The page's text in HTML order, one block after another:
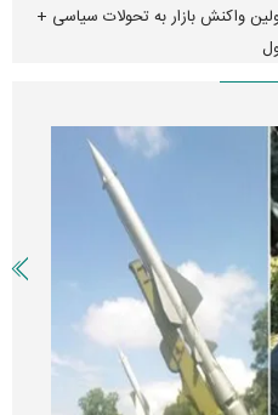
واکنش بازار به تحولات سیاسی +